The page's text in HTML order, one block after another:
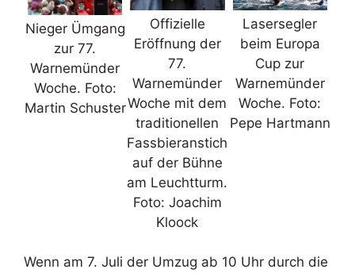
Nieger Ümgang
zur 77.
Warnemünder
Woche. Foto:
Martin Schuster
Offizielle
Eröffnung der
77.
Warnemünder
Woche mit dem
traditionellen
Fassbieranstich
auf der Bühne
am Leuchtturm.
Foto: Joachim
Kloock
Lasersegler
beim Europa
Cup zur
Warnemünder
Woche. Foto:
Pepe Hartmann
Wenn am 7. Juli der Umzug ab 10 Uhr durch die